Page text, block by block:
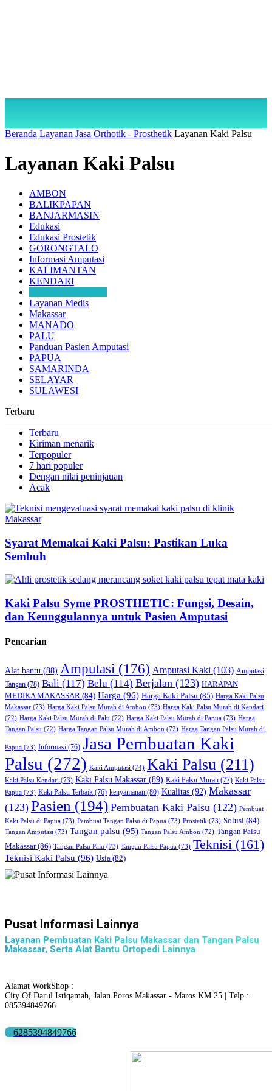
Beranda Layanan Jasa Orthotik - Prosthetik Layanan Kaki Palsu
Layanan Kaki Palsu
AMBON
BALIKPAPAN
BANJARMASIN
Edukasi
Edukasi Prostetik
GORONGTALO
Informasi Amputasi
KALIMANTAN
KENDARI
Layanan Medis
Makassar
MANADO
PALU
Panduan Pasien Amputasi
PAPUA
SAMARINDA
SELAYAR
SULAWESI
Terbaru
Terbaru
Kiriman menarik
Terpopuler
7 hari populer
Dengan nilai peninjauan
Acak
Syarat Memakai Kaki Palsu: Pastikan Luka
Sembuh
Kaki Palsu Syme PROSTHETIC: Fungsi, Desain,
dan Keunggulannya untuk Pasien Amputasi
Pencarian
Alat bantu (88) Amputasi (176) Amputasi Kaki (103) Amputasi
Tangan (78) Bali (117) Belu (114) Berjalan (123) HARAPAN
MEDIKA MAKASSAR (84) Harga (96) Harga Kaki Palsu (85) Harga Kaki Palsu
Makassar (73) Harga Kaki Palsu Murah di Ambon (73) Harga Kaki Palsu Murah di Kendari
(72) Harga Kaki Palsu Murah di Palu (72) Harga Kaki Palsu Murah di Papua (73) Harga
Tangan Palsu (72) Harga Tangan Palsu Murah di Ambon (72) Harga Tangan Palsu Murah di
Papua (73) Informasi (76) Jasa Pembuatan Kaki
Palsu (272) Kaki Amputasi (74) Kaki Palsu (211)
Kaki Palsu Kendari (73) Kaki Palsu Makassar (89) Kaki Palsu Murah (77) Kaki Palsu
Papua (73) Kaki Palsu Terbaik (76) kenyamanan (80) Kualitas (92) Makassar
(123) Pasien (194) Pembuatan Kaki Palsu (122) Pembuat
Kaki Palsu di Papua (73) Pembuat Tangan Palsu di Papua (73) Prostetik (73) Solusi (84)
Tangan Amputasi (73) Tangan palsu (95) Tangan Palsu Ambon (72) Tangan Palsu
Makassar(86) Tangan Palsu Palu (73) Tangan Palsu Papua (73) Teknisi (161)
Teknisi Kaki Palsu (96) Usia (82)
Pusat Informasi Lainnya
Layanan Pembuatan Kaki Palsu Makassar dan Tangan Palsu
Makassar, Serta Alat Bantu Ortopedi Lainnya
Alamat WorkShop :
City Of Darul Istiqamah, Jalan Poros Makassar - Maros KM 25 | Telp :
085394849766
6285394849766